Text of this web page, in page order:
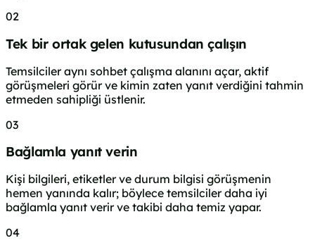
02
Tek bir ortak gelen kutusundan çalışın
Temsilciler aynı sohbet çalışma alanını açar, aktif
görüşmeleri görür ve kimin zaten yanıt verdiğini tahmin
etmeden sahipliği üstlenir.
03
Bağlamla yanıt verin
Kişi bilgileri, etiketler ve durum bilgisi görüşmenin
hemen yanında kalır; böylece temsilciler daha iyi
bağlamla yanıt verir ve takibi daha temiz yapar.
04